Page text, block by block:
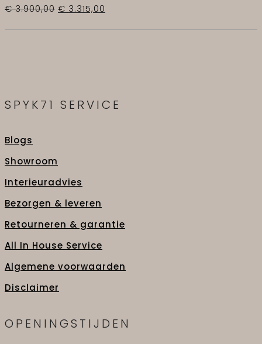
€3.900,00 Oorspronkelijke
€ 3.315,00
SPYK71 SERVICE
Blogs
Showroom
Interieuradvies
Bezorgen & leveren
Retourneren & garantie
All In House Service
Algemene voorwaarden
Disclaimer
OPENINGSTIJDEN